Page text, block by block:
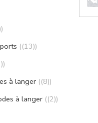
(13)
à langer (8)
à langer (2)